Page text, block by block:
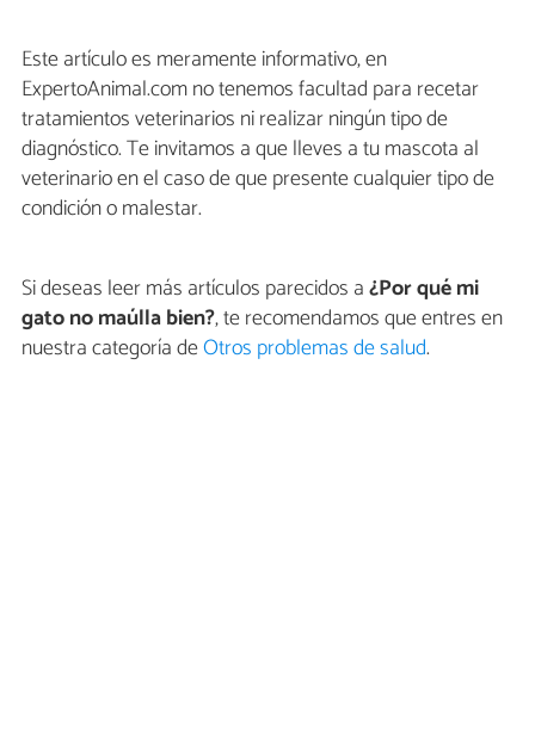
Este artículo es meramente informativo, en
ExpertoAnimal.com no tenemos facultad para recetar
tratamientos veterinarios ni realizar ningún tipo de
diagnóstico. Te invitamos a que lleves a tu mascota al
veterinario en el caso de que presente cualquier tipo de
condición o malestar.
Si deseas leer más artículos parecidos a¿Por qué mi
gato no maúlla bien?, te recomendamos que entres en
nuestra categoría deOtros problemas de salud.